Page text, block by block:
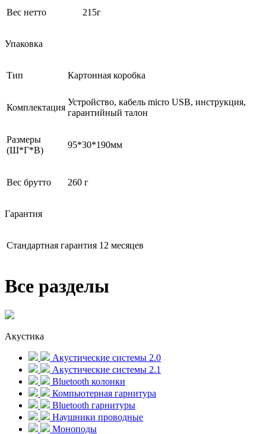
Вес нетто 215г
Упаковка
Тип Картонная коробка
Комплектация
Устройство, кабель micro USB, инструкция,
гарантийный талон
Размеры
(Ш*Г*В)
95*30*190мм
Вес брутто 260 г
Гарантия
Стандартная гарантия 12 месяцев
Все разделы
Акустика
Акустические системы 2.0
Акустические системы 2.1
Bluetooth колонки
Компьютерная гарнитура
Bluetooth гарнитуры
Наушники проводные
Моноподы